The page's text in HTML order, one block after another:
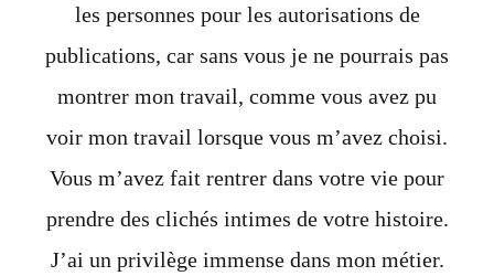
les personnes pour les autorisations de
publications, car sans vous je ne pourrais pas
montrer mon travail, comme vous avez pu
voir mon travail lorsque vous m’avez choisi.
Vous m’avez fait rentrer dans votre vie pour
prendre des clichés intimes de votre histoire.
J’ai un privilège immense dans mon métier.